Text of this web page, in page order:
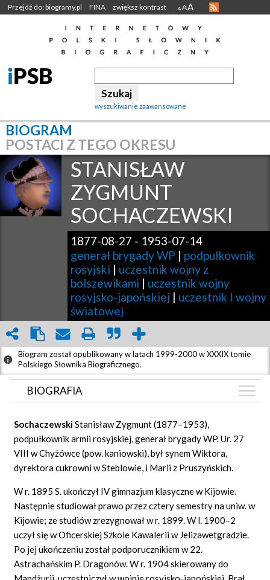
Przejdź do: biogramy.pl FINA zwiększ kontrast A AA
wyszukiwanie zaawansowane
BIOGRAM
POSTACI Z TEGO OKRESU
STANISŁAW
ZYGMUNT
SOCHACZEWSKI
1877-08-27 - 1953-07-14
generał brygady WP | podpułkownik
rosyjski | uczestnik wojny z
bolszewikami | uczestnik wojny
rosyjsko-japońskiej | uczestnik I wojny
światowej
Biogram został opublikowany w latach 1999-2000 w XXXIX tomie
Polskiego Słownika Biograficznego.
BIOGRAFIA
ZDJĘCIA (5)
GRAF POWIĄZAŃ
Mapa
SochaczewskiStanisław Zygmunt (1877–1953),
podpułkownik armii rosyjskiej, generał brygady WP. Ur. 27
VIII w Chyżówce (pow. kaniowski), był synem Wiktora,
dyrektora cukrowni w Steblowie, i Marii z Pruszyńskich.
W r. 1895 S. ukończył IV gimnazjum klasyczne w Kijowie.
Następnie studiował prawo przez cztery semestry na uniw. w
Kijowie; ze studiów zrezygnował w r. 1899. W l. 1900–2
uczył się w Oficerskiej Szkole Kawalerii w Jelizawetgradzie.
Po jej ukończeniu został podporucznikiem w 22.
Astrachańskim P. Dragonów. W r. 1904 skierowany do